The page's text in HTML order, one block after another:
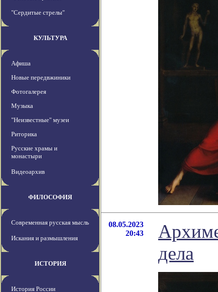
"Сердитые стрелы"
КУЛЬТУРА
Афиша
Новые передвжиники
Фотогалерея
Музыка
"Неизвестные" музеи
Риторика
Русские храмы и
монастыри
Видеоархив
ФИЛОСОФИЯ
Современная русская мысль
Искания и размышления
ИСТОРИЯ
История России
08.05.2023
20:43
дела